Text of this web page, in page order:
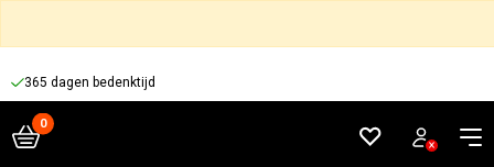
365 dagen bedenktijd